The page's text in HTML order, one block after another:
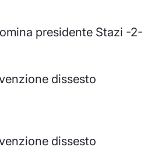
presidente Stazi -2-
dissesto
dissesto